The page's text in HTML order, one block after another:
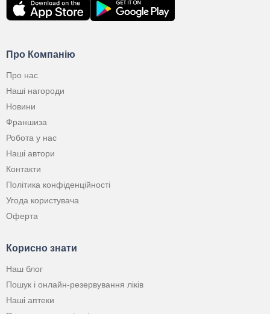
Про Компанію
Про нас
Наші нагороди
Новини
Франшиза
Робота у нас
Наші автори
Контакти
Політика конфіденційності
Угода користувача
Оферта
Корисно знати
Наш блог
Пошук і онлайн-резервування ліків
Наші аптеки